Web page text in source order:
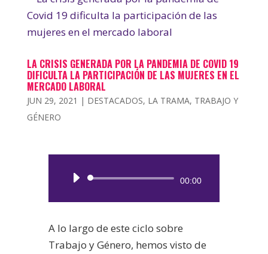
LA CRISIS GENERADA POR LA PANDEMIA DE COVID 19
DIFICULTA LA PARTICIPACIÓN DE LAS MUJERES EN EL
MERCADO LABORAL
JUN 29, 2021 | DESTACADOS, LA TRAMA, TRABAJO Y
GÉNERO
Reproductor
00:00
A lo largo de este ciclo sobre
Trabajo y Género, hemos visto de